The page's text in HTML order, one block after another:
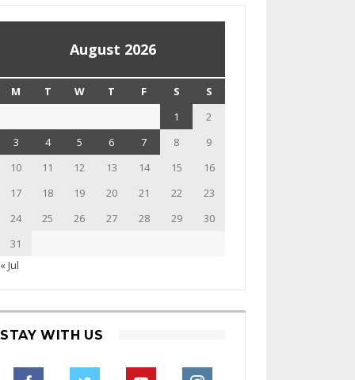
August 2026
M T W T F S
S
1
2
3
4 5 6 7 8
9
10
11 12 13 14 15
16
17
18 19 20 21 22
23
24
25 26 27 28 29
30
31
« Jul
STAY WITH US